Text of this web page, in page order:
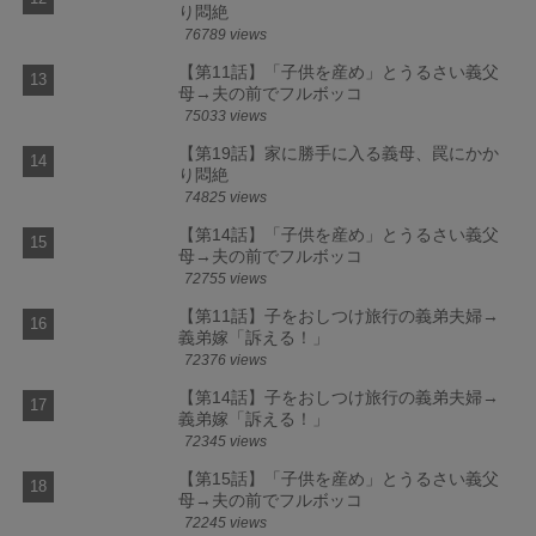
り悶絶
76789 views
【第11話】「子供を産め」とうるさい義父
母→夫の前でフルボッコ
75033 views
【第19話】家に勝手に入る義母、罠にかか
り悶絶
74825 views
【第14話】「子供を産め」とうるさい義父
母→夫の前でフルボッコ
72755 views
【第11話】子をおしつけ旅行の義弟夫婦→
義弟嫁「訴える！」
72376 views
【第14話】子をおしつけ旅行の義弟夫婦→
義弟嫁「訴える！」
72345 views
【第15話】「子供を産め」とうるさい義父
母→夫の前でフルボッコ
72245 views